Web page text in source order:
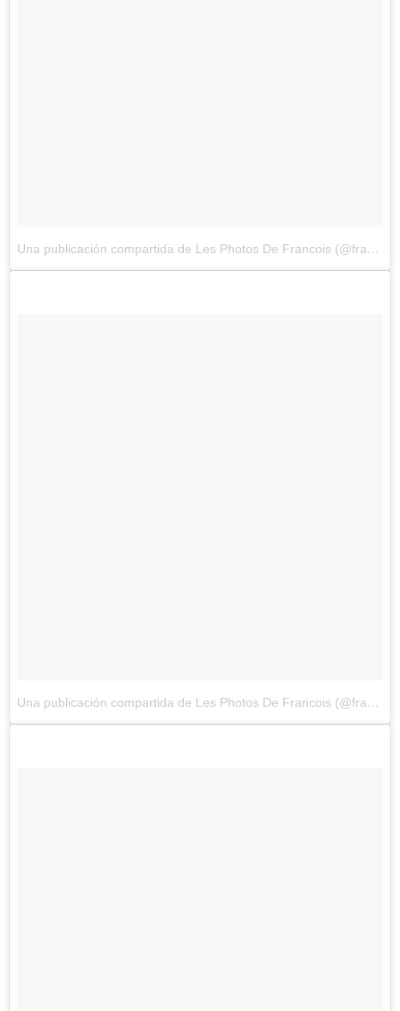
Una publicación compartida de Les Photos De Francois (@francoisdourlen)
Una publicación compartida de Les Photos De Francois (@francoisdourlen)